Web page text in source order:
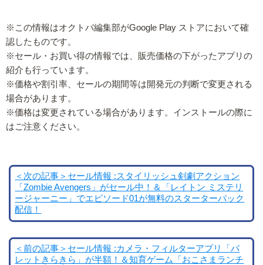
※この情報はオクトバ編集部がGoogle Play ストアにおいて確
認したものです。
※セール・お買い得の情報では、販売価格の下がったアプリの
紹介も行っています。
※価格や割引率、セールの期間等は開発元の判断で変更される
場合があります。
※価格は変更されている場合があります。インストールの際に
はご注意ください。
＜次の記事＞セール情報 :スタイリッシュ剣劇アクション
「Zombie Avengers」がセール中！＆「レイトン ミステリ
ージャーニー」でエピソード01が無料のスターターパック
配信！
＜前の記事＞セール情報 :カメラ・フィルターアプリ「パ
レットきらきら」が半額！＆知育ゲーム「おこさまランチ